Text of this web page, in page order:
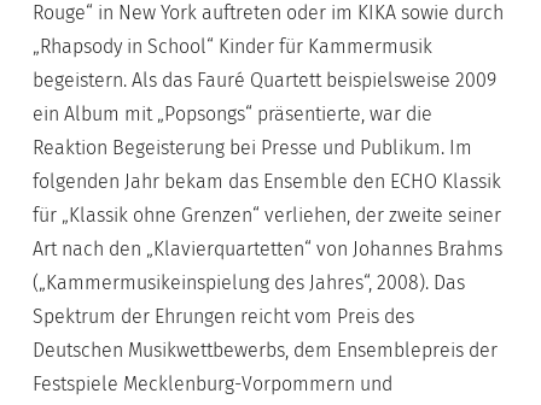
Rouge“ in New York auftreten oder im KIKA sowie durch
„Rhapsody in School“ Kinder für Kammermusik
begeistern. Als das Fauré Quartett beispielsweise 2009
ein Album mit „Popsongs“ präsentierte, war die
Reaktion Begeisterung bei Presse und Publikum. Im
folgenden Jahr bekam das Ensemble den ECHO Klassik
für „Klassik ohne Grenzen“ verliehen, der zweite seiner
Art nach den „Klavierquartetten“ von Johannes Brahms
(„Kammermusikeinspielung des Jahres“, 2008). Das
Spektrum der Ehrungen reicht vom Preis des
Deutschen Musikwettbewerbs, dem Ensemblepreis der
Festspiele Mecklenburg-Vorpommern und